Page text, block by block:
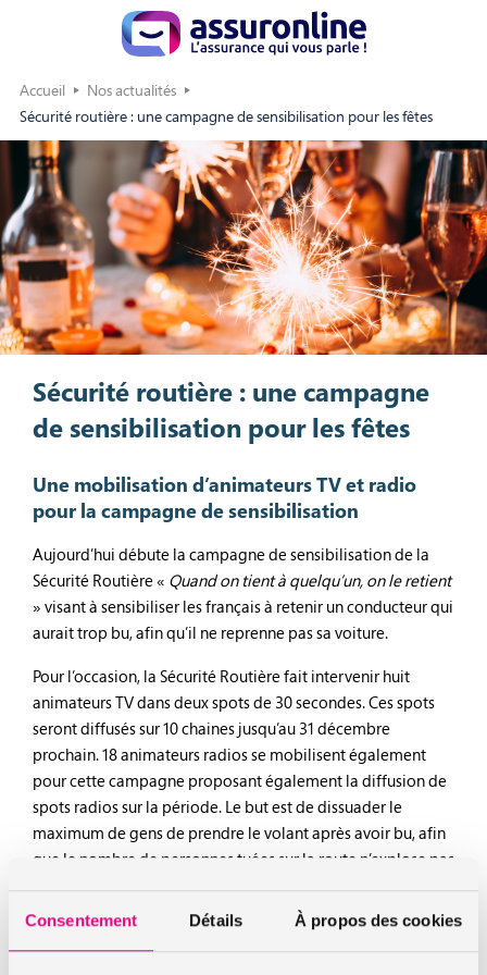
Consentement Détails À propos des cookies
Accueil
Nos actualités
Sécurité routière : une campagne de sensibilisation pour les fêtes
Sécurité routière : une campagne
de sensibilisation pour les fêtes
Une mobilisation d’animateurs TV et radio
pour la campagne de sensibilisation
Aujourd’hui débute la campagne de sensibilisation de la
Sécurité Routière « Quand on tient à quelqu’un, on le retient
» visant à sensibiliser les français à retenir un conducteur qui
aurait trop bu, afin qu’il ne reprenne pas sa voiture.
Pour l’occasion, la Sécurité Routière fait intervenir huit
animateurs TV dans deux spots de 30 secondes. Ces spots
seront diffusés sur 10 chaines jusqu’au 31 décembre
prochain. 18 animateurs radios se mobilisent également
pour cette campagne proposant également la diffusion de
spots radios sur la période. Le but est de dissuader le
maximum de gens de prendre le volant après avoir bu, afin
que le nombre de personnes tuées sur la route n’explose pas
Des conseils pour retenir les conducteurs